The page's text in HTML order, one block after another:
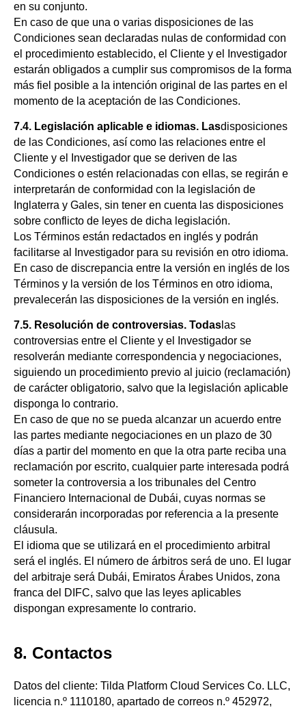
en su conjunto.
En caso de que una o varias disposiciones de las
Condiciones sean declaradas nulas de conformidad con
el procedimiento establecido, el Cliente y el Investigador
estarán obligados a cumplir sus compromisos de la forma
más fiel posible a la intención original de las partes en el
momento de la aceptación de las Condiciones.
7.4. Legislación aplicable e idiomas. Lasdisposiciones
de las Condiciones, así como las relaciones entre el
Cliente y el Investigador que se deriven de las
Condiciones o estén relacionadas con ellas, se regirán e
interpretarán de conformidad con la legislación de
Inglaterra y Gales, sin tener en cuenta las disposiciones
sobre conflicto de leyes de dicha legislación.
Los Términos están redactados en inglés y podrán
facilitarse al Investigador para su revisión en otro idioma.
En caso de discrepancia entre la versión en inglés de los
Términos y la versión de los Términos en otro idioma,
prevalecerán las disposiciones de la versión en inglés.
7.5. Resolución de controversias. Todas las
controversias entre el Cliente y el Investigador se
resolverán mediante correspondencia y negociaciones,
siguiendo un procedimiento previo al juicio (reclamación)
de carácter obligatorio, salvo que la legislación aplicable
disponga lo contrario.
En caso de que no se pueda alcanzar un acuerdo entre
las partes mediante negociaciones en un plazo de 30
días a partir del momento en que la otra parte reciba una
reclamación por escrito, cualquier parte interesada podrá
someter la controversia a los tribunales del Centro
Financiero Internacional de Dubái, cuyas normas se
considerarán incorporadas por referencia a la presente
cláusula.
El idioma que se utilizará en el procedimiento arbitral
será el inglés. El número de árbitros será de uno. El lugar
del arbitraje será Dubái, Emiratos Árabes Unidos, zona
franca del DIFC, salvo que las leyes aplicables
dispongan expresamente lo contrario.
8. Contactos
Datos del cliente: Tilda Platform Cloud Services Co. LLC,
licencia n.º 1110180, apartado de correos n.º 452972,